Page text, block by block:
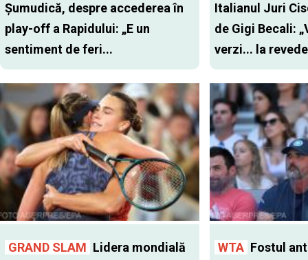
Șumudică, despre accederea în
play-off a Rapidului: „E un
sentiment de feri...
Italianul Juri
de Gigi Becali:
verzi... la
GRAND SLAM Lidera mondială
WTA Fostul